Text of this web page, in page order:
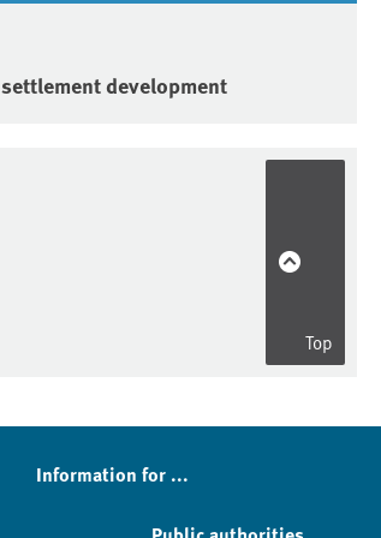
settlement development
Top
Information for ...